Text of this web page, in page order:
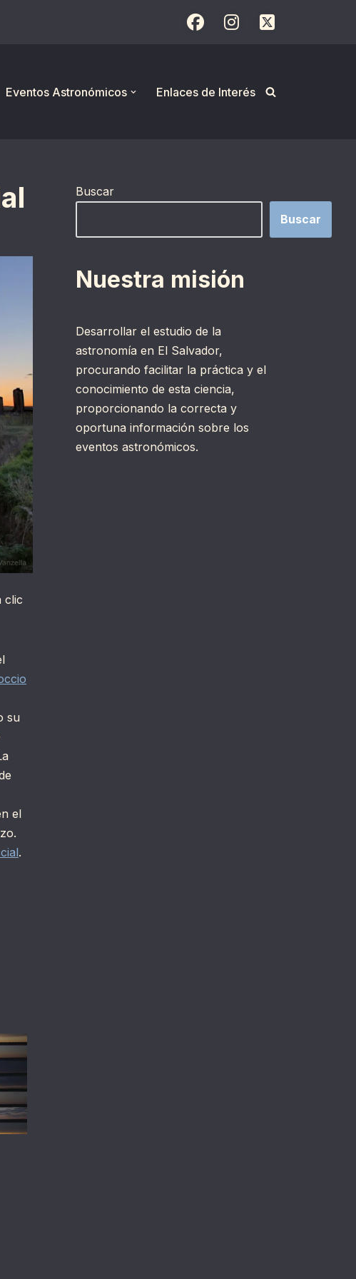
Eventos Astronómicos Enlaces de Interés
clic
su
el
.
Buscar
Buscar
Nuestra misión
Desarrollar el estudio de la
astronomía en El Salvador,
procurando facilitar la práctica y el
conocimiento de esta ciencia,
proporcionando la correcta y
oportuna información sobre los
eventos astronómicos.